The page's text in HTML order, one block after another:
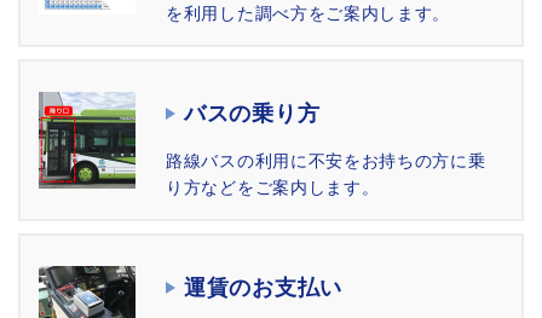
を利用した調べ方をご案内します。
バスの乗り方
路線バスの利用に不安をお持ちの方に乗
り方などをご案内します。
運賃のお支払い